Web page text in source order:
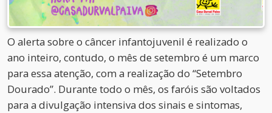
O alerta sobre o câncer infantojuvenil é realizado o
ano inteiro, contudo, o mês de setembro é um marco
para essa atenção, com a realização do “Setembro
Dourado”. Durante todo o mês, os faróis são voltados
para a divulgação intensiva dos sinais e sintomas,